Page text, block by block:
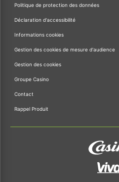
Politique de protection des données
Déclaration d'accessibilité
Informations cookies
Gestion des cookies de mesure d'audience
Gestion des cookies
Groupe Casino
Contact
Rappel Produit